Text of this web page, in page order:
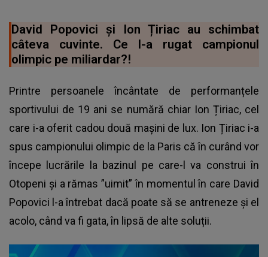
David Popovici și Ion Țiriac au schimbat
câteva cuvinte. Ce l-a rugat campionul
olimpic pe miliardar?!
Printre persoanele încântate de performanțele
sportivului de 19 ani se numără chiar Ion Țiriac, cel
care i-a oferit cadou două mașini de lux. Ion Țiriac i-a
spus campionului olimpic de la Paris că în curând vor
începe lucrările la bazinul pe care-l va construi în
Otopeni și a rămas ”uimit” în momentul în care David
Popovici l-a întrebat dacă poate să se antreneze și el
acolo, când va fi gata, în lipsă de alte soluții.